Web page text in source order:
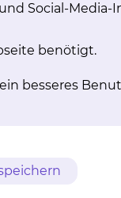
und ein
Audiologie zur
vom Hörgerät
arbeiten wir
Social-Media-
benötigt.
besseres